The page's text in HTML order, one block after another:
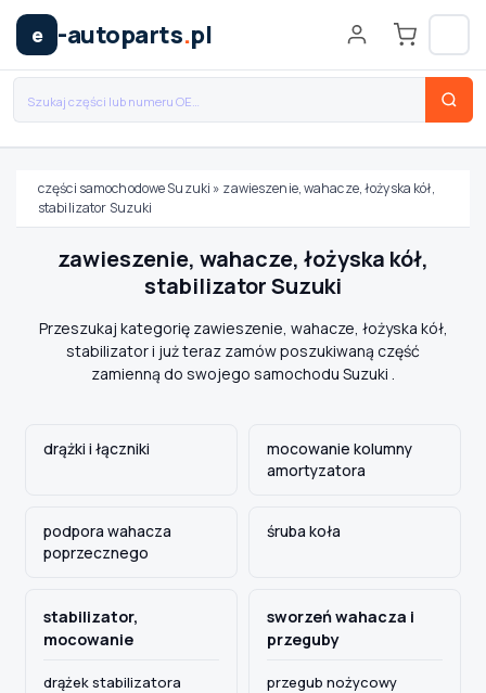
e -autoparts.pl
Wybierz swój pojazd
TYP / SILNIK
Szukaj pasujących części
części samochodowe Suzuki » zawieszenie, wahacze, łożyska kół,
stabilizator Suzuki
zawieszenie, wahacze, łożyska kół,
stabilizator Suzuki
Przeszukaj kategorię zawieszenie, wahacze, łożyska kół,
stabilizator i już teraz zamów poszukiwaną część
zamienną do swojego samochodu Suzuki .
drążki i łączniki
mocowanie kolumny
amortyzatora
podpora wahacza
poprzecznego
śruba koła
stabilizator,
mocowanie
drążek stabilizatora
sworzeń wahacza i
przeguby
przegub nożycowy